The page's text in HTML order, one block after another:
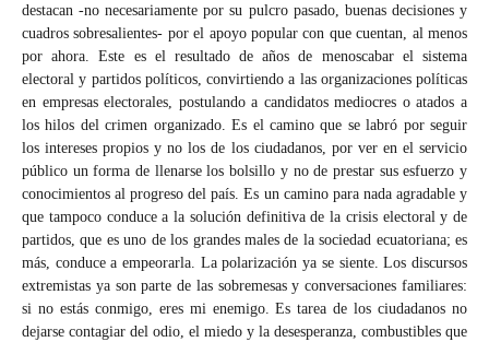
destacan -no necesariamente por su pulcro pasado, buenas decisiones y
cuadros sobresalientes- por el apoyo popular con que cuentan, al menos
por ahora. Este es el resultado de años de menoscabar el sistema
electoral y partidos políticos, convirtiendo a las organizaciones políticas
en empresas electorales, postulando a candidatos mediocres o atados a
los hilos del crimen organizado. Es el camino que se labró por seguir
los intereses propios y no los de los ciudadanos, por ver en el servicio
público un forma de llenarse los bolsillo y no de prestar sus esfuerzo y
conocimientos al progreso del país. Es un camino para nada agradable y
que tampoco conduce a la solución definitiva de la crisis electoral y de
partidos, que es uno de los grandes males de la sociedad ecuatoriana; es
más, conduce a empeorarla. La polarización ya se siente. Los discursos
extremistas ya son parte de las sobremesas y conversaciones familiares:
si no estás conmigo, eres mi enemigo. Es tarea de los ciudadanos no
dejarse contagiar del odio, el miedo y la desesperanza, combustibles que